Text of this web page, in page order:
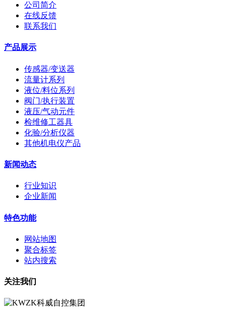
公司简介
在线反馈
联系我们
产品展示
传感器/变送器
流量计系列
液位/料位系列
阀门/执行装置
液压/气动元件
检维修工器具
化验/分析仪器
其他机电仪产品
新闻动态
行业知识
企业新闻
特色功能
网站地图
聚合标签
站内搜索
关注我们